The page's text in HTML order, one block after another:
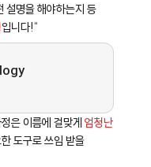
설명을 해야하는지 등
입니다!“
은 이름에 걸맞게엄청난
도구로 쓰임 받을